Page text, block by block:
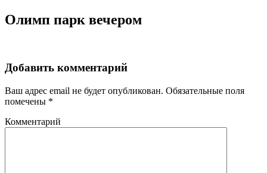
Олимп парк вечером
Добавить комментарий
Ваш адрес email не будет опубликован. Обязательные поля
помечены *
Комментарий